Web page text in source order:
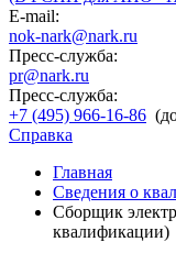
E-mail:
nok-nark@nark.ru
Пресс-служба:
pr@nark.ru
Пресс-служба:
+7 (495) 966-16-86
Справка
Главная
Сведения о
Сборщик
квалификации)